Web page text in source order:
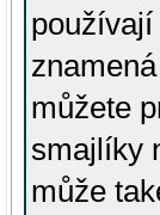
můžete
smajlíky
může